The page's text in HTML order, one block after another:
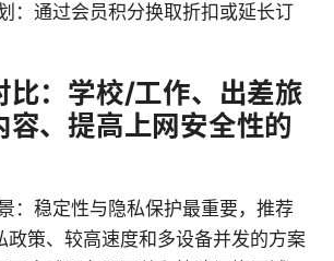
：通过会员积分换取折扣或延长订
比：学校/工作、出差旅
容、提高上网安全性的
：稳定性与隐私保护最重要，推荐
政策、较高速度和多设备并发的方案